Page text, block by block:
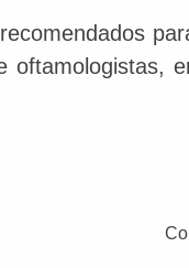
oftamologistas,